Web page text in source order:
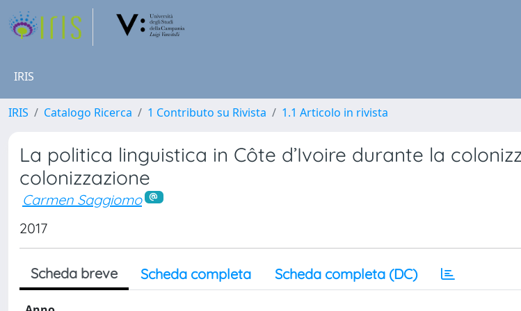
IRIS
IRIS Catalogo Ricerca 1 Contributo su Rivista 1.1 Articolo in rivista
La politica linguistica in Côte d’Ivoire durante la
colonizzazione
Carmen Saggiomo
2017
Scheda breve Scheda completa Scheda completa (DC)